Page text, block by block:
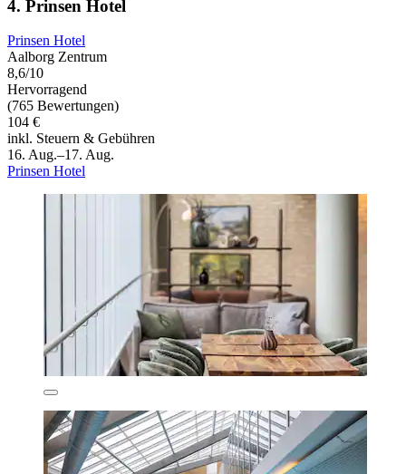
4. Prinsen Hotel
Prinsen Hotel
Aalborg Zentrum
8,6/10
Hervorragend
(765 Bewertungen)
104 €
inkl. Steuern & Gebühren
16. Aug.–17. Aug.
Prinsen Hotel